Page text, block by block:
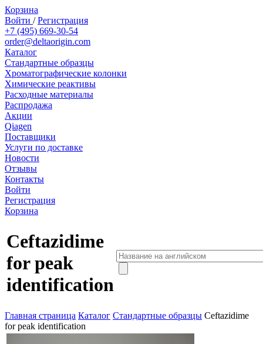
Корзина
Войти /Регистрация
+7 (495) 669-30-54
order@deltaorigin.com
Каталог
Стандартные образцы
Хроматографические колонки
Химические реактивы
Расходные материалы
Распродажа
Акции
Qiagen
Поставщики
Услуги по доставке
Новости
Отзывы
Контакты
Войти
Регистрация
Корзина
Ceftazidime
for peak
identification
Главная страница Каталог Стандартные образцы Ceftazidime
for peak identification